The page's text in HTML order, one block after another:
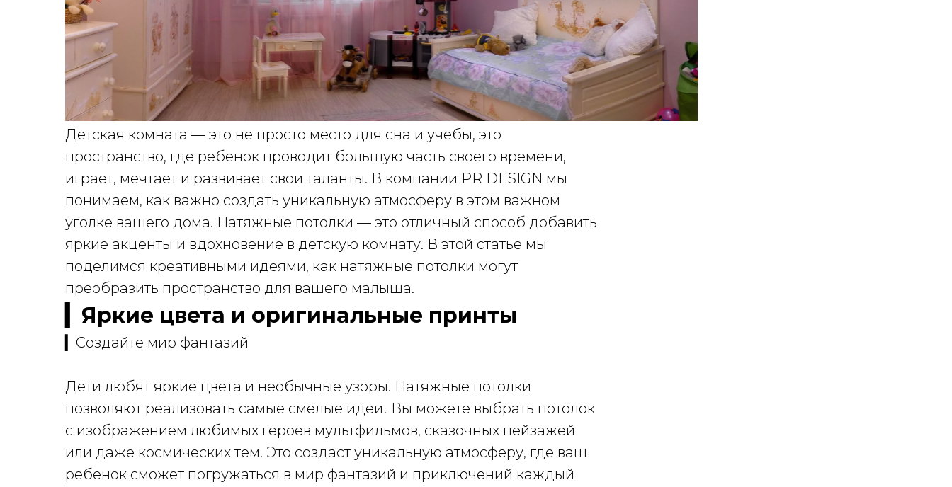
Детская комната — это не просто место для сна и учебы, это
пространство, где ребенок проводит большую часть своего времени,
играет, мечтает и развивает свои таланты. В компании PR DESIGN мы
понимаем, как важно создать уникальную атмосферу в этом важном
уголке вашего дома. Натяжные потолки — это отличный способ добавить
яркие акценты и вдохновение в детскую комнату. В этой статье мы
поделимся креативными идеями, как натяжные потолки могут
преобразить пространство для вашего малыша.
▎Яркие цвета и оригинальные принты
▎Создайте мир фантазий
Дети любят яркие цвета и необычные узоры. Натяжные потолки
позволяют реализовать самые смелые идеи! Вы можете выбрать потолок
с изображением любимых героев мультфильмов, сказочных пейзажей
или даже космических тем. Это создаст уникальную атмосферу, где ваш
ребенок сможет погружаться в мир фантазий и приключений каждый